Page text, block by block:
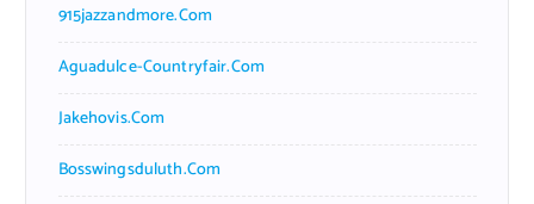
915jazzandmore.com
Aguadulce-Countryfair.com
Jakehovis.com
Bosswingsduluth.com